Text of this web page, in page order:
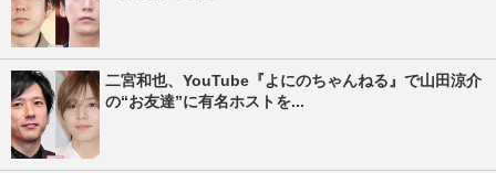
二宮和也、YouTube『よにのちゃんねる』で山田涼介
の“お友達”に有名ホストを...